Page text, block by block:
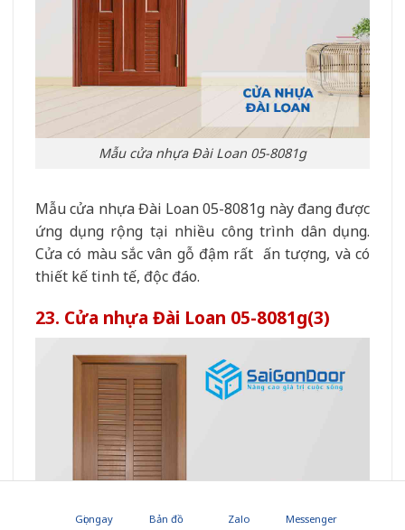
Mẫu cửa nhựa Đài Loan 05-8081g
Mẫu cửa nhựa Đài Loan 05-8081g này đang được
ứng dụng rộng tại nhiều công trình dân dụng.
Cửa có màu sắc vân gỗ đậm rất ấn tượng, và có
thiết kế tinh tế, độc đáo.
23. Cửa nhựa Đài Loan 05-8081g(3)
Gọi ngay Bản đồ Zalo Messenger